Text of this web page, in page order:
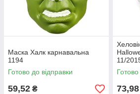
Маска Халк карнавальна
1194
Готово до відправки
59,52 ₴
11/
73,98